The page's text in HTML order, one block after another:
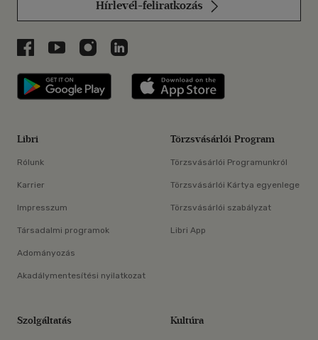
Hírlevél-feliratkozás
Libri a Facebookon
Libri a Youtube-on
Libri az Instagramon
Libri a LinkedInen
Libri applikáció Szerezd meg: Google
Libri
Rólunk
Karrier
Impresszum
Társadalmi programok
Adományozás
Akadálymentesítési nyilatkozat
Törzsvásárlói Program
Törzsvásárlói Programunkról
Törzsvásárlói Kártya egyenlege
Törzsvásárlói szabályzat
Libri App
Szolgáltatás Kultúra